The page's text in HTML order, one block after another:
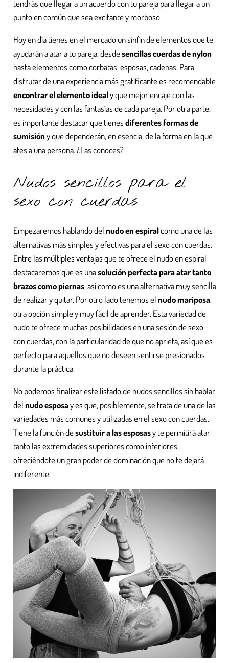
tendrás que llegar a un acuerdo con tu pareja para llegar a un
punto en común que sea excitante y morboso.
Hoy en día tienes en el mercado un sinfín de elementos que te
ayudarán a atar a tu pareja, desdesencillas cuerdas de nylon
hasta elementos como corbatas, esposas, cadenas. Para
disfrutar de una experiencia más gratificante es recomendable
encontrar el elemento idealy que mejor encaje con las
necesidades y con las fantasías de cada pareja. Por otra parte,
es importante destacar que tienesdiferentes formas de
sumisióny que dependerán, en esencia, de la forma en la que
ates a una persona. ¿Las conoces?
Nudos sencillos para el
sexo con cuerdas
Empezaremos hablando delnudo en espiralcomo una de las
alternativas más simples y efectivas para el sexo con cuerdas.
Entre las múltiples ventajas que te ofrece el nudo en espiral
destacaremos que es unasolución perfecta para atar tanto
brazos como piernas, así como es una alternativa muy sencilla
de realizar y quitar. Por otro lado tenemos elnudo mariposa,
otra opción simple y muy fácil de aprender. Esta variedad de
nudo te ofrece muchas posibilidades en una sesión de sexo
con cuerdas, con la particularidad de que no aprieta, así que es
perfecto para aquellos que no deseen sentirse presionados
durante la práctica.
No podemos finalizar este listado de nudos sencillos sin hablar
delnudo esposay es que, posiblemente, se trata de una de las
variedades más comunes y utilizadas en el sexo con cuerdas.
Tiene la función desustituir a las esposasy te permitirá atar
tanto las extremidades superiores como inferiores,
ofreciéndote un gran poder de dominación que no te dejará
indiferente.